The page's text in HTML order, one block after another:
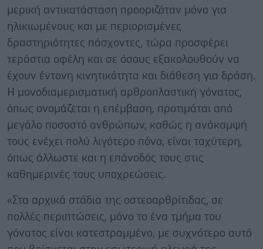
μερική αντικατάσταση προοριζόταν μόνο για
ηλικιωμένους και με περιορισμένες
δραστηριότητες πάσχοντες, τώρα προσφέρει
τεράστια οφέλη και σε όσους εξακολουθούν να
έχουν έντονη κινητικότητα και διάθεση για δράση.
Η μονοδιαμερισματική αρθροπλαστική γόνατος,
όπως ονομάζεται η επέμβαση, προτιμάται από
μεγάλο ποσοστό ανθρώπων, καθώς η ανάκαμψή
τους ενέχει πολύ λιγότερο πόνο, είναι ταχύτερη,
όπως άλλωστε και η επάνοδός τους στις
καθημερινές τους υποχρεώσεις.
«Στα αρχικά στάδια της οστεοαρθρίτιδας, σε
πολλές περιπτώσεις, μόνο το ένα τμήμα του
γόνατος είναι κατεστραμμένο, με συχνότερο αυτό